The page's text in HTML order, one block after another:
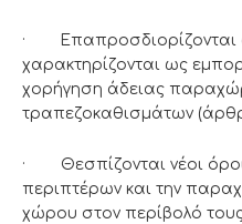
· Επαπροσδιορίζονται
χαρακτηρίζονται ως
χορήγηση άδειας
τραπεζοκαθισμάτων
· Θεσπίζονται νέοι όροι
περιπτέρων και την
χώρου στον περίβολό